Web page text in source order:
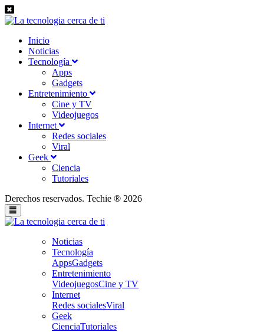
Inicio
Noticias
Tecnología
Apps
Gadgets
Entretenimiento
Cine y TV
Videojuegos
Internet
Redes sociales
Viral
Geek
Ciencia
Tutoriales
Derechos reservados. Techie ® 2026
Noticias
Tecnología
AppsGadgets
Entretenimiento
VideojuegosCine y TV
Internet
Redes socialesViral
Geek
CienciaTutoriales